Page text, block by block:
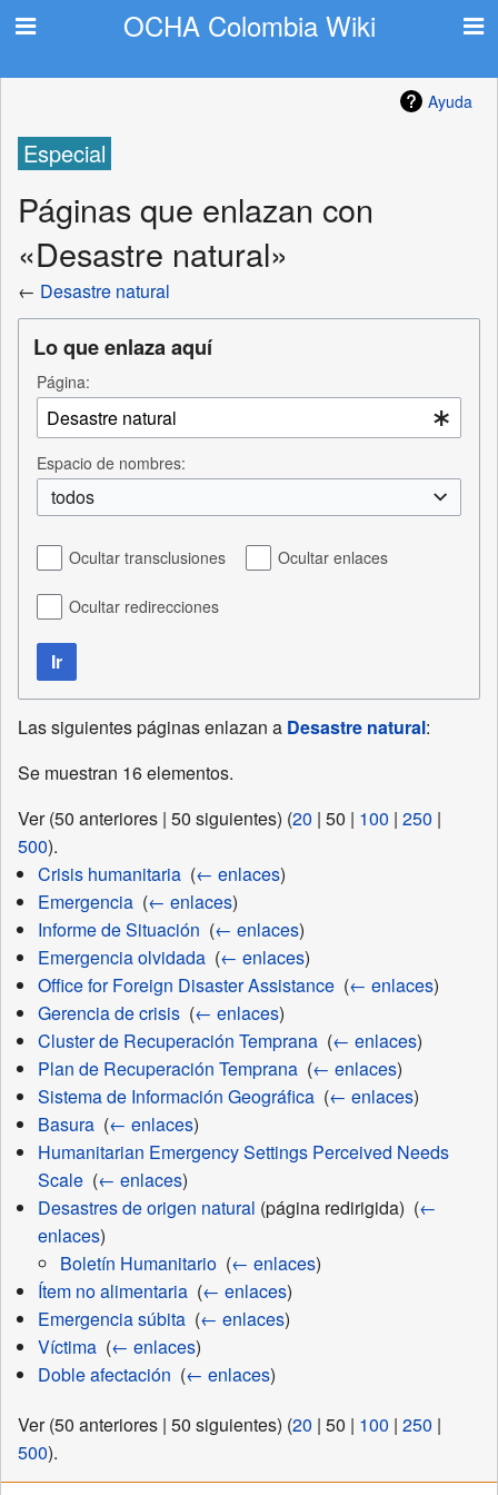
OCHA Colombia Wiki
Ayuda
Especial
Páginas que enlazan con
«Desastre natural»
← Desastre natural
Lo que enlaza aquí
Página:
Espacio de nombres:
todos
Ocultar transclusiones Ocultar enlaces
Ocultar redirecciones
Ir
Las siguientes páginas enlazan a Desastre natural:
Se muestran 16 elementos.
Ver (50 anteriores | 50 siguientes) (20 | 50 | 100 | 250 |
500).
Crisis humanitaria‎ (← enlaces)
Emergencia‎ (← enlaces)
Informe de Situación (← enlaces)
Emergencia olvidada‎ (← enlaces)
Office for Foreign Disaster Assistance‎ (← enlaces)
Gerencia de crisis‎ (← enlaces)
Cluster de Recuperación Temprana‎ (← enlaces)
Plan de Recuperación Temprana‎ (← enlaces)
Sistema de Información Geográfica‎ (← enlaces)
Basura‎ (← enlaces)
Humanitarian Emergency Settings Perceived Needs
Scale‎ (← enlaces)
Desastres de origen natural (página redirigida) ‎ (←
enlaces)
Boletín Humanitario‎ (← enlaces)
Ítem no alimentaria‎ (← enlaces)
Emergencia súbita‎ (← enlaces)
Víctima‎ (← enlaces)
Doble afectación (← enlaces)
Ver (50 anteriores | 50 siguientes) (20 | 50 | 100 | 250 |
500).